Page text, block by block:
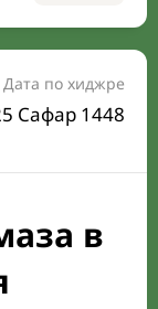
Дата по хиджре
Сафар 1448
в